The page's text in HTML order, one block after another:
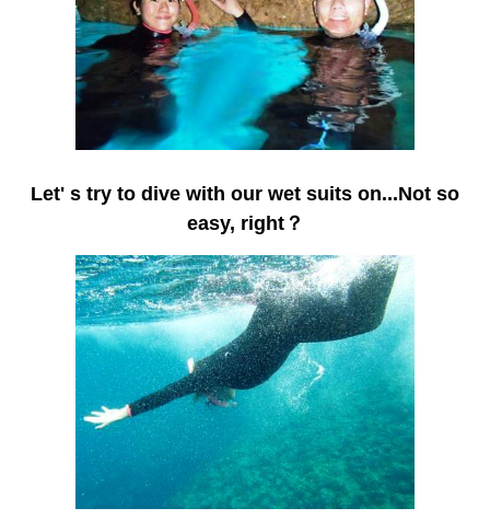
Let' s try to dive with our wet suits on...Not so
easy, right？